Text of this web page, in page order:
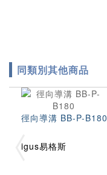
同類別其他商品
徑向導溝 BB-P-B180
igus易格斯